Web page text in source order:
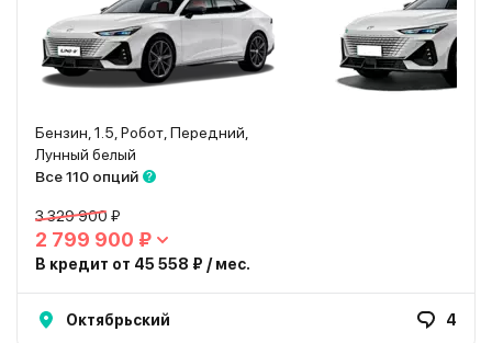
Бензин, 1.5, Робот, Передний,
Лунный белый
Все 110 опций
3 329 900 ₽
2 799 900 ₽
В кредит от 45 558 ₽ / мес.
Октябрьский 4